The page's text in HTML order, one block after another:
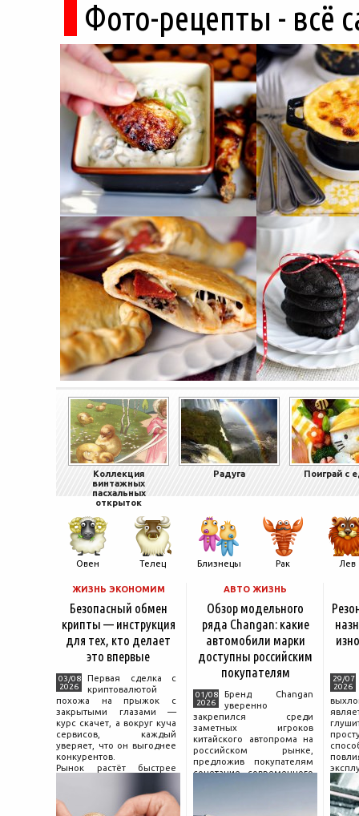
древние руины дремлют в тени кедров, а
горные дороги ведут к местам, о которых
не расскажет ни один автобусный гид....
Фото-рецепты - всё
Коллекция
винтажных
пасхальных
открыток
Радуга Поиграй с
Овен Телец Близнецы Рак Лев
ЖИЗНЬ ЭКОНОМИМ
Безопасный обмен
крипты — инструкция
для тех, кто делает
это впервые
03/08
2026
Первая сделка с
криптовалютой
похожа на прыжок с
закрытыми глазами —
курс скачет, а вокруг куча
сервисов, каждый
уверяет, что он выгоднее
конкурентов.
Рынок растёт быстрее
поведения на нём.
Петербургские
криптообменники,
АВТО ЖИЗНЬ
Обзор модельного
ряда Changan: какие
автомобили марки
доступны российским
покупателям
01/08
2026
Бренд Changan
уверенно
закрепился среди
заметных игроков
китайского автопрома на
российском рынке,
предложив покупателям
сочетание современного
29/07
2026
и